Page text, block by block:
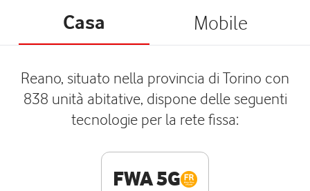
Casa Mobile
Reano, situato nella provincia di Torino con
838 unità abitative, dispone delle seguenti
tecnologie per la rete fissa:
FWA 5G